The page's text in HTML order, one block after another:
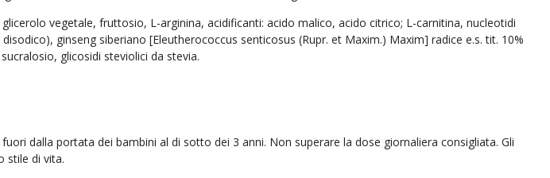
vegetale, fruttosio, L-arginina, acidificanti: acido malico, acido citrico; L-carnitina, nucleotidi
disodico), ginseng siberiano [Eleutherococcus senticosus (Rupr. et Maxim.) Maxim] radice e.s. tit. 10%
glicosidi steviolici da stevia.
dalla portata dei bambini al di sotto dei 3 anni. Non superare la dose giornaliera consigliata. Gli
stile di vita.